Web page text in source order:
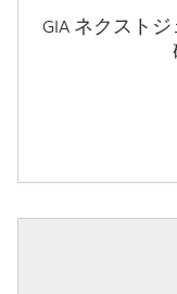
GIA ネクスト